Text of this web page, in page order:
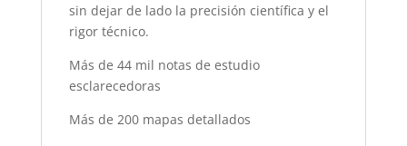
sin dejar de lado la precisión científica y el
rigor técnico.
Más de 44 mil notas de estudio
esclarecedoras
Más de 200 mapas detallados